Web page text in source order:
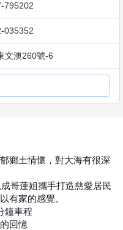
795202
035352
文澳260號-6
鄉土情懷，對大海有很深
哥蓮姐攜手打造慈愛居民
有家的感覺。
鐘車程
回憶